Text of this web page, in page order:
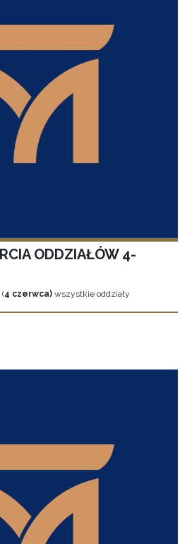
ODDZIAŁÓW 4-
4 czerwca) wszystkie oddziały